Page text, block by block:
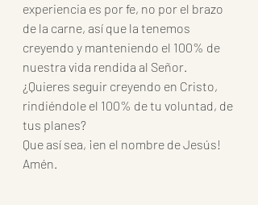
experiencia es por fe, no por el brazo
de la carne, así que la tenemos
creyendo y manteniendo el 100% de
nuestra vida rendida al Señor.
¿Quieres seguir creyendo en Cristo,
rindiéndole el 100% de tu voluntad, de
tus planes?
Que así sea, ¡en el nombre de Jesús!
Amén.